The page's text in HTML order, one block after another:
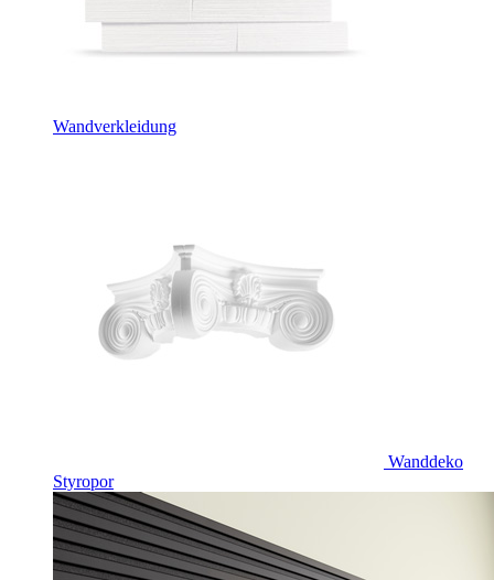
Wandverkleidung
Wanddeko
Styropor